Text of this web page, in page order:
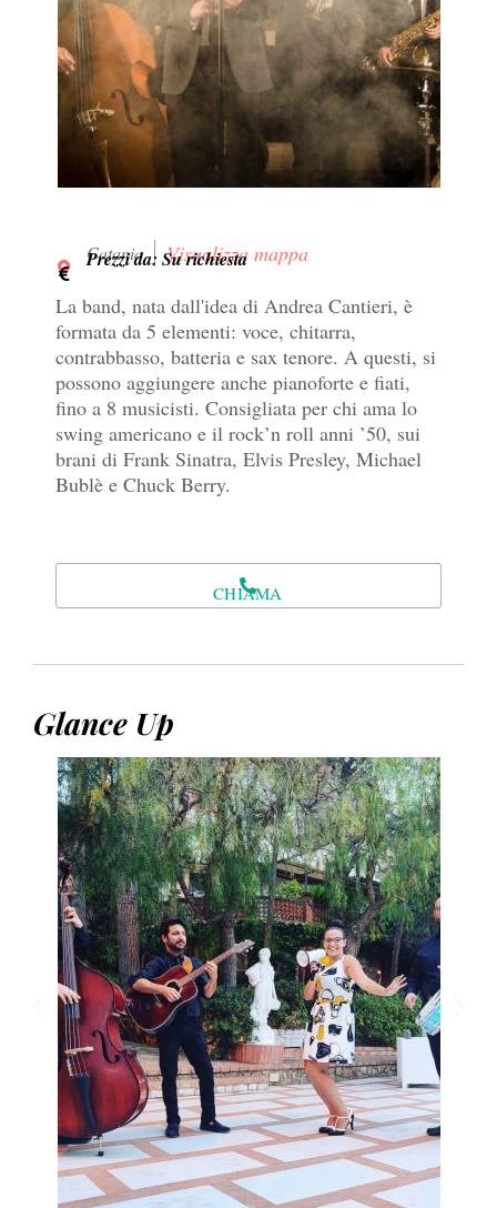
Catania Visualizza mappa
Prezzi da: Su richiesta
La band, nata dall'idea di Andrea Cantieri, è
formata da 5 elementi: voce, chitarra,
contrabbasso, batteria e sax tenore. A questi, si
possono aggiungere anche pianoforte e fiati,
fino a 8 musicisti. Consigliata per chi ama lo
swing americano e il rock’n roll anni ’50, sui
brani di Frank Sinatra, Elvis Presley, Michael
Bublè e Chuck Berry.
CHIAMA
Glance Up